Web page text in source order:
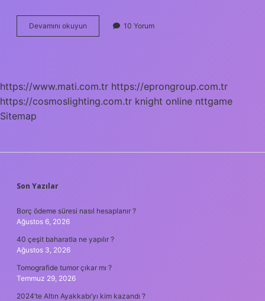
Devamını okuyun
Arabası
10 Yorum
https://www.mati.com.tr https://eprongroup.com.tr
https://cosmoslighting.com.tr knight online nttgame
Sitemap
SIDEBAR
Son Yazılar
Borç ödeme süresi nasıl hesaplanır ?
Ağustos 6, 2026
40 çeşit baharatla ne yapılır ?
Ağustos 3, 2026
Tomografide tumor çıkar mı ?
Temmuz 29, 2026
2024’te Altın Ayakkabı’yı kim kazandı ?